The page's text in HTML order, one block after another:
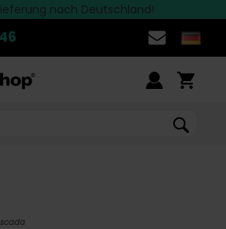
die aktuelle Aktion!>>
nach Deutschland!
finden Sie bei Darnashop